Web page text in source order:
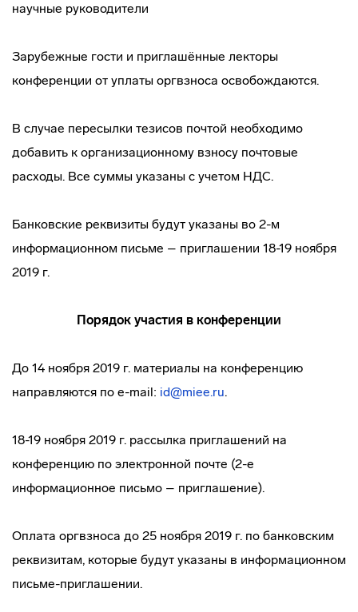
научные руководители
Зарубежные гости и приглашённые лекторы
конференции от уплаты оргвзноса освобождаются.
В случае пересылки тезисов почтой необходимо
добавить к организационному взносу почтовые
расходы. Все суммы указаны с учетом НДС.
Банковские реквизиты будут указаны во 2-м
информационном письме – приглашении 18-19 ноября
2019 г.
Порядок участия в конференции
До 14 ноября 2019 г. материалы на конференцию
направляются по e-mail: id@miee.ru.
18-19 ноября 2019 г. рассылка приглашений на
конференцию по электронной почте (2-е
информационное письмо – приглашение).
Оплата оргвзноса до 25 ноября 2019 г. по банковским
реквизитам, которые будут указаны в информационном
письме-приглашении.